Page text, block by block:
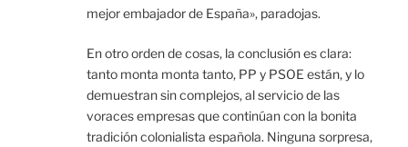
mejor embajador de España», paradojas.
En otro orden de cosas, la conclusión es clara:
tanto monta monta tanto, PP y PSOE están, y lo
demuestran sin complejos, al servicio de las
voraces empresas que continúan con la bonita
tradición colonialista española. Ninguna sorpresa,